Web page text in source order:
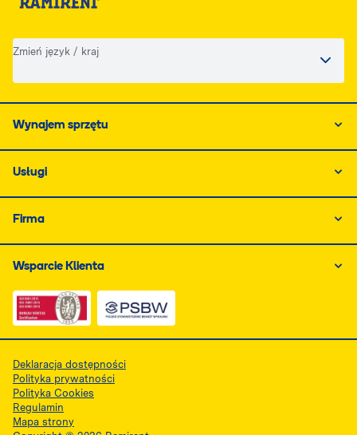
Zmień język / kraj
Wynajem sprzętu
Usługi
Firma
Wsparcie Klienta
Link do dokumentu PDF z certyfikatem ISO, otwiera
Link do dokumentu PDF z certyfikatem
Deklaracja dostępności
Polityka prywatności
Polityka Cookies
Regulamin
Mapa strony